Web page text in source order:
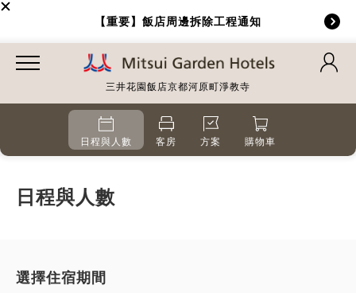
【重要】飯店周邊拆除工程通知
三井花園飯店京都河原町淨教寺
日程與人數 客房 方案 購物車
日程與人數
選擇住宿期間